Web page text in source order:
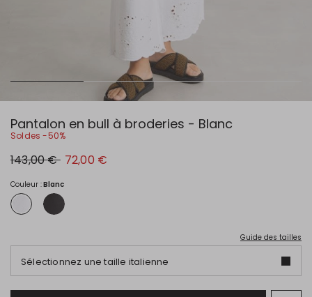
Pantalon en bull à broderies - Blanc
Soldes -50%
Prix
original
€
143,00 € Nouveau
prix
€
72,00 €
Couleur :Blanc
Guide des tailles
Sélectionnez une taille italienne